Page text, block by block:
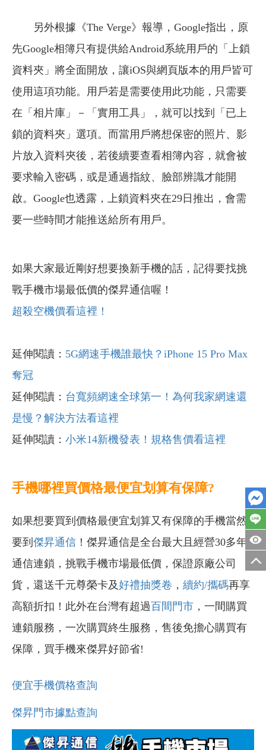
另外根據《The Verge》報導，Google指出，原
先Google相簿只有提供給Android系統用戶的「上鎖
資料夾」將全面開放，讓iOS與網頁版本的用戶皆可
使用這項功能。用戶若是需要使用此功能，只需要
在「相片庫」－「實用工具」，就可以找到「已上
鎖的資料夾」選項。而當用戶將想保密的照片、影
片放入資料夾後，若後續要查看相簿內容，就會被
要求輸入密碼，或是通過指紋、臉部辨識才能開
啟。Google也透露，上鎖資料夾在29日推出，會需
要一些時間才能推送給所有用戶。
如果大家最近剛好想要換新手機的話，記得要找挑
戰手機市場最低價的傑昇通信喔！
超殺空機價看這裡！
延伸閱讀： 5G網速手機誰最快？iPhone 15 Pro Max
奪冠
延伸閱讀： 台寬頻網速全球第一！為何我家網速還
是慢？解決方法看這裡
延伸閱讀： 小米14新機發表！規格售價看這裡
手機哪裡買價格最便宜划算有保障?
如果想要買到價格最便宜划算又有保障的手機當然
要到 傑昇通信 ！傑昇通信是全台最大且經營30多年
通信連鎖，挑戰手機市場最低價，保證原廠公司
貨，還送千元尊榮卡及好禮抽獎卷 ， 續約/攜碼再享
高額折扣！此外在台灣有超過百間門市 ，一間購買
連鎖服務，一次購買終生服務，售後免擔心購買有
保障，買手機來傑昇好節省!
便宜手機價格查詢
傑昇門市據點查詢